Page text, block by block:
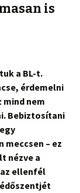
is
a BL-t.
érdemelni
nem
Bebiztosítani
– ez
nézve a
ellenfél